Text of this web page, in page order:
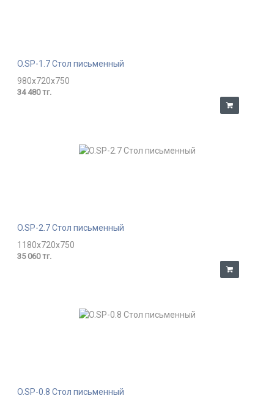
O.SP-1.7 Стол письменный
980x720x750
34 480 тг.
O.SP-2.7 Стол письменный
1180x720x750
35 060 тг.
O.SP-0.8 Стол письменный